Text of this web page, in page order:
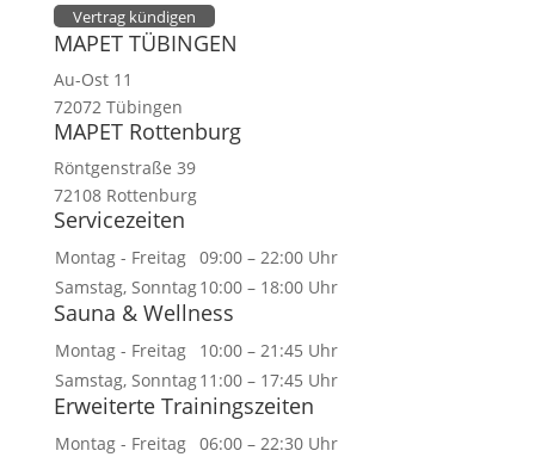
Vertrag kündigen
MAPET TÜBINGEN
Au-Ost 11
72072 Tübingen
MAPET Rottenburg
Röntgenstraße 39
72108 Rottenburg
Servicezeiten
Montag - Freitag 09:00 – 22:00 Uhr
Samstag, Sonntag10:00 – 18:00 Uhr
Sauna & Wellness
Montag - Freitag
10:00 – 21:45 Uhr
Samstag, Sonntag11:00 – 17:45 Uhr
Erweiterte Trainingszeiten
Montag - Freitag 06:00 – 22:30 Uhr